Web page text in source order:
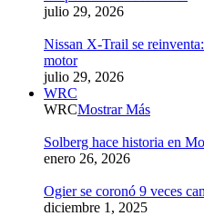
julio 29, 2026
Nissan X-Trail se
motor
julio 29, 2026
WRC
WRCMostrar Más
Solberg hace historia en
enero 26, 2026
Ogier se coronó 9 veces
diciembre 1, 2025